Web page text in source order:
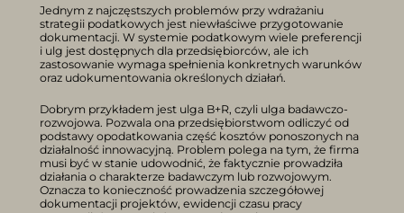
Jednym z najczęstszych problemów przy wdrażaniu
strategii podatkowych jest niewłaściwe przygotowanie
dokumentacji. W systemie podatkowym wiele preferencji
i ulg jest dostępnych dla przedsiębiorców, ale ich
zastosowanie wymaga spełnienia konkretnych warunków
oraz udokumentowania określonych działań.
Dobrym przykładem jest ulga B+R, czyli ulga badawczo-
rozwojowa. Pozwala ona przedsiębiorstwom odliczyć od
podstawy opodatkowania część kosztów ponoszonych na
działalność innowacyjną. Problem polega na tym, że firma
musi być w stanie udowodnić, że faktycznie prowadziła
działania o charakterze badawczym lub rozwojowym.
Oznacza to konieczność prowadzenia szczegółowej
dokumentacji projektów, ewidencji czasu pracy